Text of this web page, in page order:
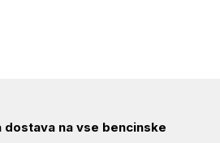
dostava na vse bencinske